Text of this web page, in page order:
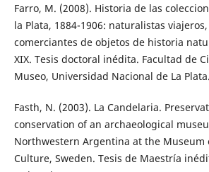
Farro, M. (2008). Historia de las
la Plata, 1884-1906: naturalistas
comerciantes de objetos de historia
XIX. Tesis doctoral inédita. Facultad de
Museo, Universidad Nacional de La Plata.
Fasth, N. (2003). La Candelaria.
conservation of an archaeological
Northwestern Argentina at the Museum
Culture, Sweden. Tesis de Maestría